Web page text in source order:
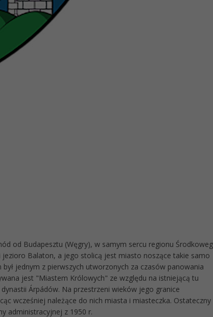
od Budapesztu (Węgry), w samym sercu regionu
Balaton, a jego stolicą jest miasto noszące takie samo
jednym z pierwszych utworzonych za czasów panowania
jest "Miastem Królowych" ze względu na istniejącą tu
Árpádów. Na przestrzeni wieków jego granice
wcześniej należące do nich miasta i miasteczka. Ostateczny
administracyjnej z 1950 r.